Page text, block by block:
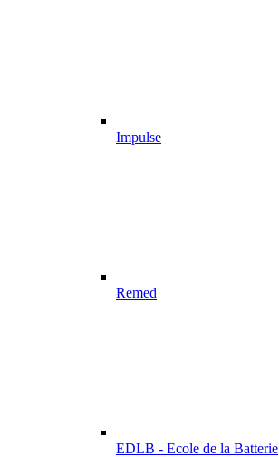
Impulse
Remed
EDLB - Ecole de la Batterie